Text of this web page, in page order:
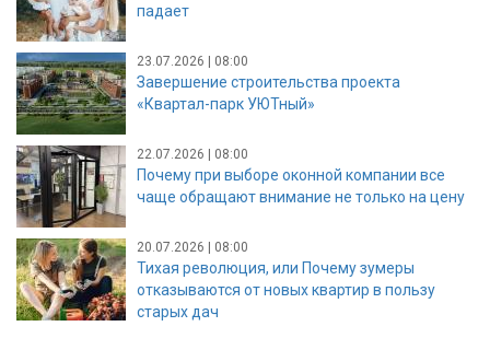
падает
23.07.2026 | 08:00
Завершение строительства проекта
«Квартал-парк УЮТный»
22.07.2026 | 08:00
Почему при выборе оконной компании все
чаще обращают внимание не только на цену
20.07.2026 | 08:00
Тихая революция, или Почему зумеры
отказываются от новых квартир в пользу
старых дач